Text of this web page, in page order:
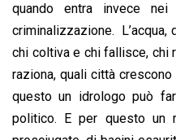
quando entra invece
criminalizzazione.
chi coltiva e chi fallisce, chi
raziona, quali città
questo un idrologo può
politico. E per questo un